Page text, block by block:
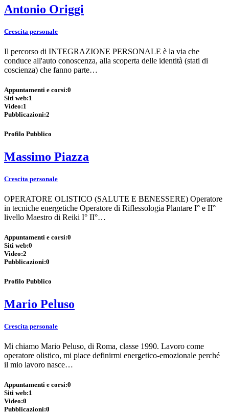
Antonio Origgi
Crescita personale
Il percorso di INTEGRAZIONE PERSONALE è la via che
conduce all'auto conoscenza, alla scoperta delle identità (stati di
coscienza) che fanno parte…
Appuntamenti e corsi:0
Siti web:1
Video:1
Pubblicazioni:2
Profilo Pubblico
Massimo Piazza
Crescita personale
OPERATORE OLISTICO (SALUTE E BENESSERE) Operatore
in tecniche energetiche Operatore di Riflessologia Plantare I° e II°
livello Maestro di Reiki I° II°…
Appuntamenti e corsi:0
Siti web:0
Video:2
Pubblicazioni:0
Profilo Pubblico
Mario Peluso
Crescita personale
Mi chiamo Mario Peluso, di Roma, classe 1990. Lavoro come
operatore olistico, mi piace definirmi energetico-emozionale perché
il mio lavoro nasce…
Appuntamenti e corsi:0
Siti web:1
Video:0
Pubblicazioni:0